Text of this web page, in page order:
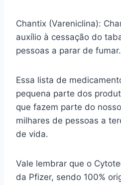
Chantix (Vareniclina):
auxílio à cessação do
pessoas a parar de fumar.
Essa lista de
pequena parte dos
que fazem parte do
milhares de pessoas a
de vida.
Vale lembrar que o
da Pfizer, sendo 100%